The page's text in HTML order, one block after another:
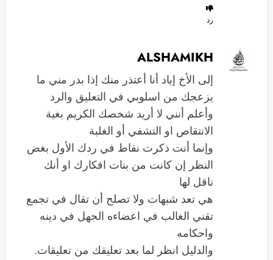
رد
ALSHAMIKH
إلى الأخ إياد أنا أعتذر منك إذا بدر مني ما
يزعجك من اسلوبي في التعليق والرد
وأعلم أنني لا أريد شخصك الكريم بغية
الانتقاص او التشفي أو الغلبة
وإنما أنت ذكرت نقاط في ردك الأول بغض
النظر إن كانت من بنات افكارك او أنك
ناقل لها
هي تعد شبهات ولا تصلح أن تقال في تجمع
تقني الغالب في اعضاءه الجهل في دينه
واحكامه
والدليل انظر لما بعد تعليقك من تعليقات.